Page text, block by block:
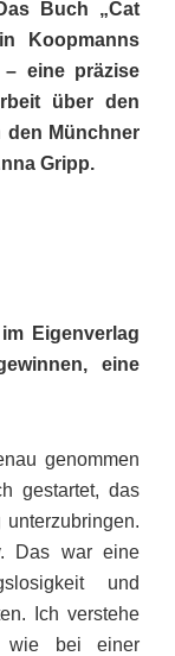
Buch „Cat
Koop­manns
– eine präzise
über den
den Münchner
Gripp.
Eigenverlag
eine
genommen
gestartet, das
Das war eine
und
Ich verstehe
wie bei einer